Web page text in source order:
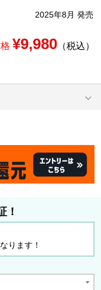
2025年8月 発売
¥9,980（税込）
！
ります！